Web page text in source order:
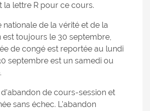
la lettre R pour ce cours.
nationale de la vérité et de la
est toujours le 30 septembre,
de congé est reportée au lundi
septembre est un samedi ou
d'abandon de cours-session et
sans échec. L'abandon